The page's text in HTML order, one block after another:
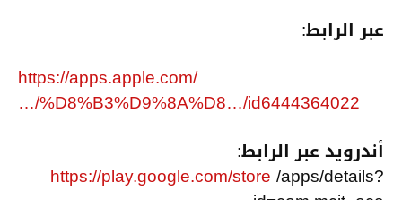
عبر الرابط:
https://apps.apple.com/
…/%D8%B3%D9%8A%D8…/id6444364022
أندرويد عبر الرابط:
https://play.google.com/store/apps/details?